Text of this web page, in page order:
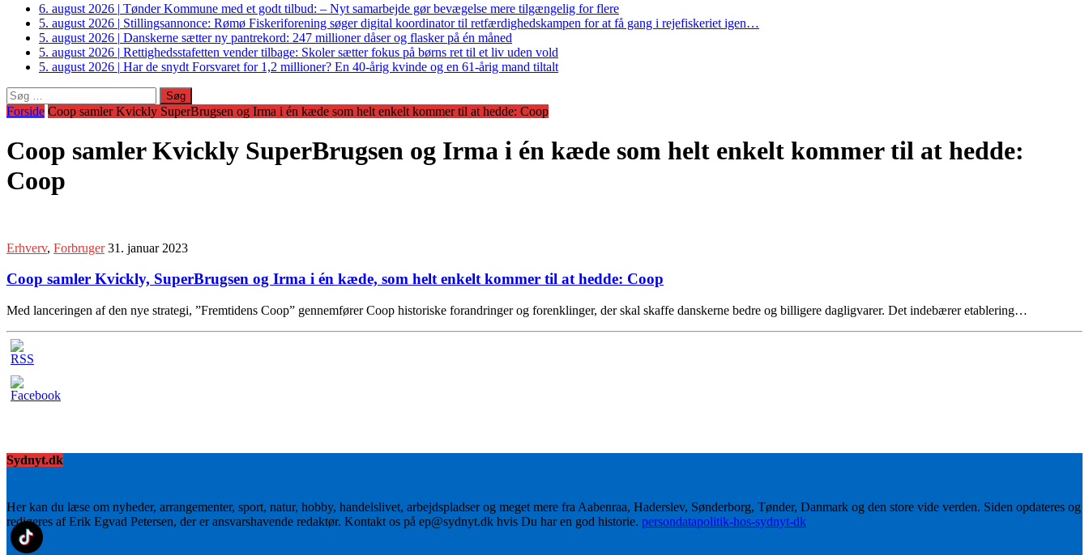
6. august 2026 | Tønder Kommune med et godt tilbud: – Nyt samarbejde gør bevægelse mere tilgængelig for flere
5. august 2026 | Stillingsannonce: Rømø Fiskeriforening søger digital koordinator til retfærdighedskampen for at få gang i rejefiskeriet igen…
5. august 2026 | Danskerne sætter ny pantrekord: 247 millioner dåser og flasker på én måned
5. august 2026 | Rettighedsstafetten vender tilbage: Skoler sætter fokus på børns ret til et liv uden vold
5. august 2026 | Har de snydt Forsvaret for 1,2 millioner? En 40-årig kvinde og en 61-årig mand tiltalt
Søg
efter:
Forside Coop samler Kvickly SuperBrugsen og Irma i én kæde som helt enkelt kommer til at hedde: Coop
Coop samler Kvickly SuperBrugsen og Irma i én kæde som helt enkelt kommer til at hedde:
Coop
Erhverv, Forbruger 31. januar 2023
Coop samler Kvickly, SuperBrugsen og Irma i én kæde, som helt enkelt kommer til at hedde: Coop
Med lanceringen af den nye strategi, ”Fremtidens Coop” gennemfører Coop historiske forandringer og forenklinger, der skal skaffe danskerne bedre og billigere dagligvarer. Det indebærer etablering…
Sydnyt.dk
Her kan du læse om nyheder, arrangementer, sport, natur, hobby, handelslivet, arbejdspladser og meget mere fra Aabenraa, Haderslev, Sønderborg, Tønder, Danmark og den store vide verden. Siden opdateres og
redigeres af Erik Egvad Petersen, der er ansvarshavende redaktør. Kontakt os på ep@sydnyt.dk hvis Du har en god historie. persondatapolitik-hos-sydnyt-dk